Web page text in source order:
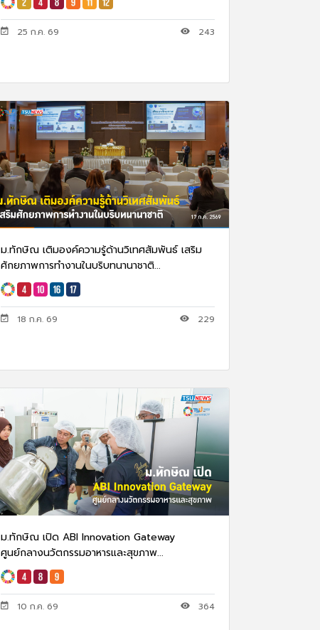
25 ก.ค. 69 243
ม.ทักษิณ เติมองค์ความรู้ด้านวิเทศสัมพันธ์ เสริม
ศักยภาพการทำงานในบริบทนานาชาติ...
18 ก.ค. 69 229
ม.ทักษิณ เปิด ABI Innovation Gateway
ศูนย์กลางนวัตกรรมอาหารและสุขภาพ...
10 ก.ค. 69 364